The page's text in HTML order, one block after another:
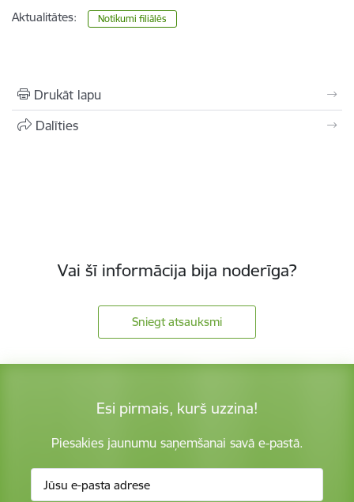
Aktualitātes: Notikumi filiālēs
Drukāt lapu
Dalīties
Vai šī informācija bija noderīga?
Sniegt atsauksmi
Esi pirmais, kurš uzzina!
Piesakies jaunumu saņemšanai savā e-pastā.